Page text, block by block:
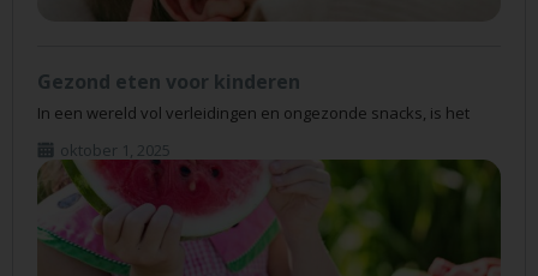
Gezond eten voor kinderen
In een wereld vol verleidingen en ongezonde snacks, is het
oktober 1, 2025